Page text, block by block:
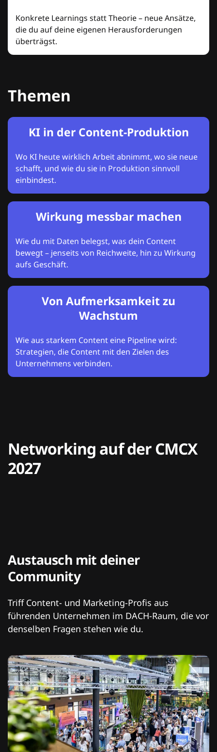
Konkrete Learnings statt Theorie – neue Ansätze,
die du auf deine eigenen Herausforderungen
überträgst.
Themen
KI in der Content-Produktion
Wo KI heute wirklich Arbeit abnimmt, wo sie neue
schafft, und wie du sie in Produktion sinnvoll
einbindest.
Wirkung messbar machen
Wie du mit Daten belegst, was dein Content
bewegt – jenseits von Reichweite, hin zu Wirkung
aufs Geschäft.
Von Aufmerksamkeit zu
Wachstum
Wie aus starkem Content eine Pipeline wird:
Strategien, die Content mit den Zielen des
Unternehmens verbinden.
Networking auf der CMCX
2027
Austausch mit deiner
Community
Triff Content- und Marketing-Profis aus
führenden Unternehmen im DACH-Raum, die vor
denselben Fragen stehen wie du.